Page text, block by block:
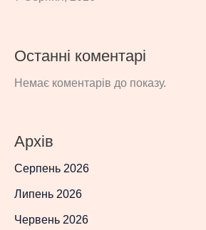
Останні коментарі
Немає коментарів до показу.
Архів
Серпень 2026
Липень 2026
Червень 2026